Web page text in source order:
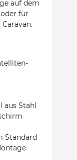
auf dem
für
aus Stahl
Standard